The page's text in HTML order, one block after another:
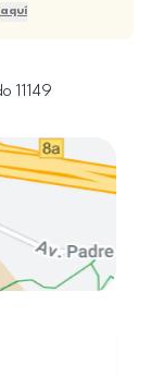
aquí
11149